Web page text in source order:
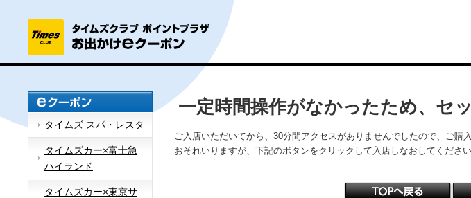
タイムズ スパ・レスタ
タイムズカー×富士急
ハイランド
タイムズカー×東京サ
一定時間操作がなかったため、セ
ご入店いただいてから、30分間アクセスがありませんでしたので、ご購
おそれいりますが、下記のボタンをクリックして入店しなおしてください